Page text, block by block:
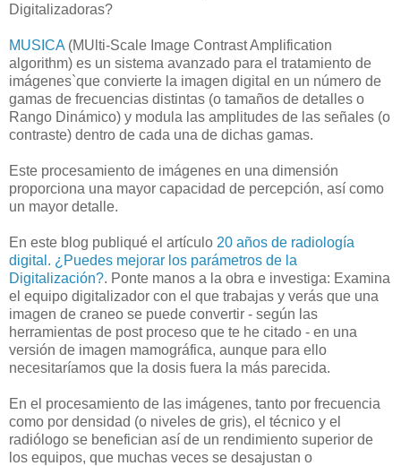
Digitalizadoras?
MUSICA (MUlti-Scale Image Contrast Amplification
algorithm) es un sistema avanzado para el tratamiento de
imágenes`que convierte la imagen digital en un número de
gamas de frecuencias distintas (o tamaños de detalles o
Rango Dinámico) y modula las amplitudes de las señales (o
contraste) dentro de cada una de dichas gamas.
Este procesamiento de imágenes en una dimensión
proporciona una mayor capacidad de percepción, así como
un mayor detalle.
En este blog publiqué el artículo 20 años de radiología
digital. ¿Puedes mejorar los parámetros de la
Digitalización?. Ponte manos a la obra e investiga: Examina
el equipo digitalizador con el que trabajas y verás que una
imagen de craneo se puede convertir - según las
herramientas de post proceso que te he citado - en una
versión de imagen mamográfica, aunque para ello
necesitaríamos que la dosis fuera la más parecida.
En el procesamiento de las imágenes, tanto por frecuencia
como por densidad (o niveles de gris), el técnico y el
radiólogo se benefician así de un rendimiento superior de
los equipos, que muchas veces se desajustan o